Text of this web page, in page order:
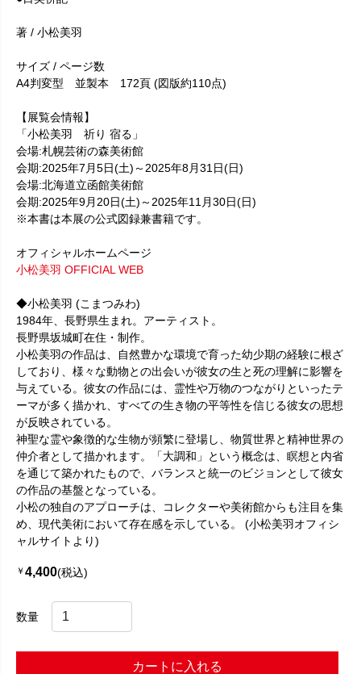
著 / 小松美羽
サイズ / ページ数
A4判変型 並製本 172頁 (図版約110点)
【展覧会情報】
「小松美羽 祈り 宿る」
会場:札幌芸術の森美術館
会期:2025年7月5日(土)～2025年8月31日(日)
会場:北海道立函館美術館
会期:2025年9月20日(土)～2025年11月30日(日)
※本書は本展の公式図録兼書籍です。
オフィシャルホームページ
小松美羽 OFFICIAL WEB
◆小松美羽 (こまつみわ)
1984年、長野県生まれ。アーティスト。
長野県坂城町在住・制作。
小松美羽の作品は、自然豊かな環境で育った幼少期の経験に根ざ
しており、様々な動物との出会いが彼女の生と死の理解に影響を
与えている。彼女の作品には、霊性や万物のつながりといったテ
ーマが多く描かれ、すべての生き物の平等性を信じる彼女の思想
が反映されている。
神聖な霊や象徴的な生物が頻繁に登場し、物質世界と精神世界の
仲介者として描かれます。「大調和」という概念は、瞑想と内省
を通じて築かれたもので、バランスと統一のビジョンとして彼女
の作品の基盤となっている。
小松の独自のアプローチは、コレクターや美術館からも注目を集
め、現代美術において存在感を示している。 (小松美羽オフィシ
ャルサイトより)
￥4,400(税込)
数量
カートに入れる